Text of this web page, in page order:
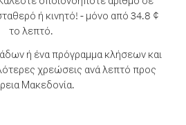
ή κινητό! - μόνο από 34.8 ¢
το λεπτό.
ή ένα πρόγραμμα κλήσεων και
χρεώσεις ανά λεπτό προς
Μακεδονία.